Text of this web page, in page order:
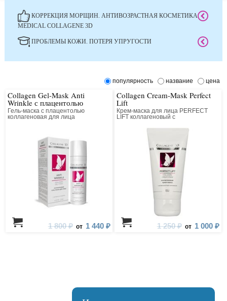
КОРРЕКЦИЯ МОРЩИН. АНТИВОЗРАСТНАЯ КОСМЕТИКА
MEDICAL COLLAGENE 3D
ПРОБЛЕМЫ КОЖИ. ПОТЕРЯ УПРУГОСТИ
популярность название цена
Collagen Gel-Mask Anti
Wrinkle с плацентолью
Гель-маска с плацентолью
коллагеновая для лица
1 800 ₽ от 1 440 ₽
Collagen Cream-Mask Perfect
Lift
Крем-маска для лица PERFECT
LIFT коллагеновый с
1 250 ₽ от 1 000 ₽